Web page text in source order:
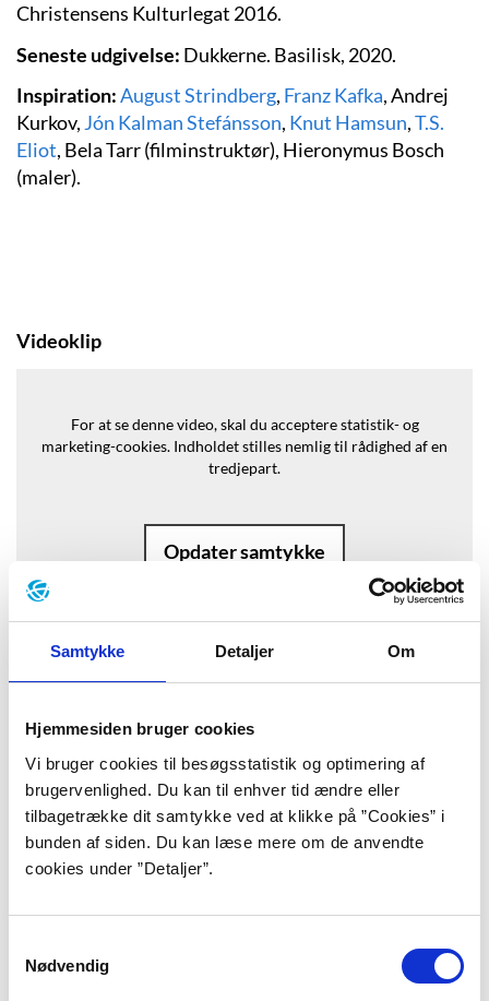
Samtykke Detaljer Om
Hjemmesiden bruger cookies
Vi bruger cookies til besøgsstatistik og optimering af
brugervenlighed. Du kan til enhver tid ændre eller
tilbagetrække dit samtykke ved at klikke på ”Cookies” i
bunden af siden. Du kan læse mere om de anvendte
cookies under ”Detaljer”.
Nødvendig
Christensens Kulturlegat 2016.
Seneste udgivelse: Dukkerne. Basilisk, 2020.
Inspiration:August Strindberg, Franz Kafka, Andrej
Kurkov,Jón Kalman Stefánsson, Knut Hamsun,T.S.
Eliot, Bela Tarr (filminstruktør), Hieronymus Bosch
(maler).
Videoklip
For at se denne video, skal du acceptere statistik- og
marketing-cookies. Indholdet stilles nemlig til rådighed af en
tredjepart.
Opdater samtykke
Baggrund
”Det var hundenes januar. De hunde
havde ædt en kvindes bryster, men
der var ingen i politiet, der troede på
det, og hundene løb stadig frit
omkring. Jeg åbnede døren og så
Majinski stå ude på gangen.